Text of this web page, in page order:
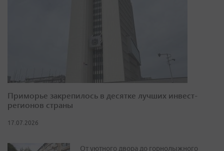
Приморье закрепилось в десятке лучших инвест-
регионов страны
17.07.2026
От уютного двора до горнолыжного